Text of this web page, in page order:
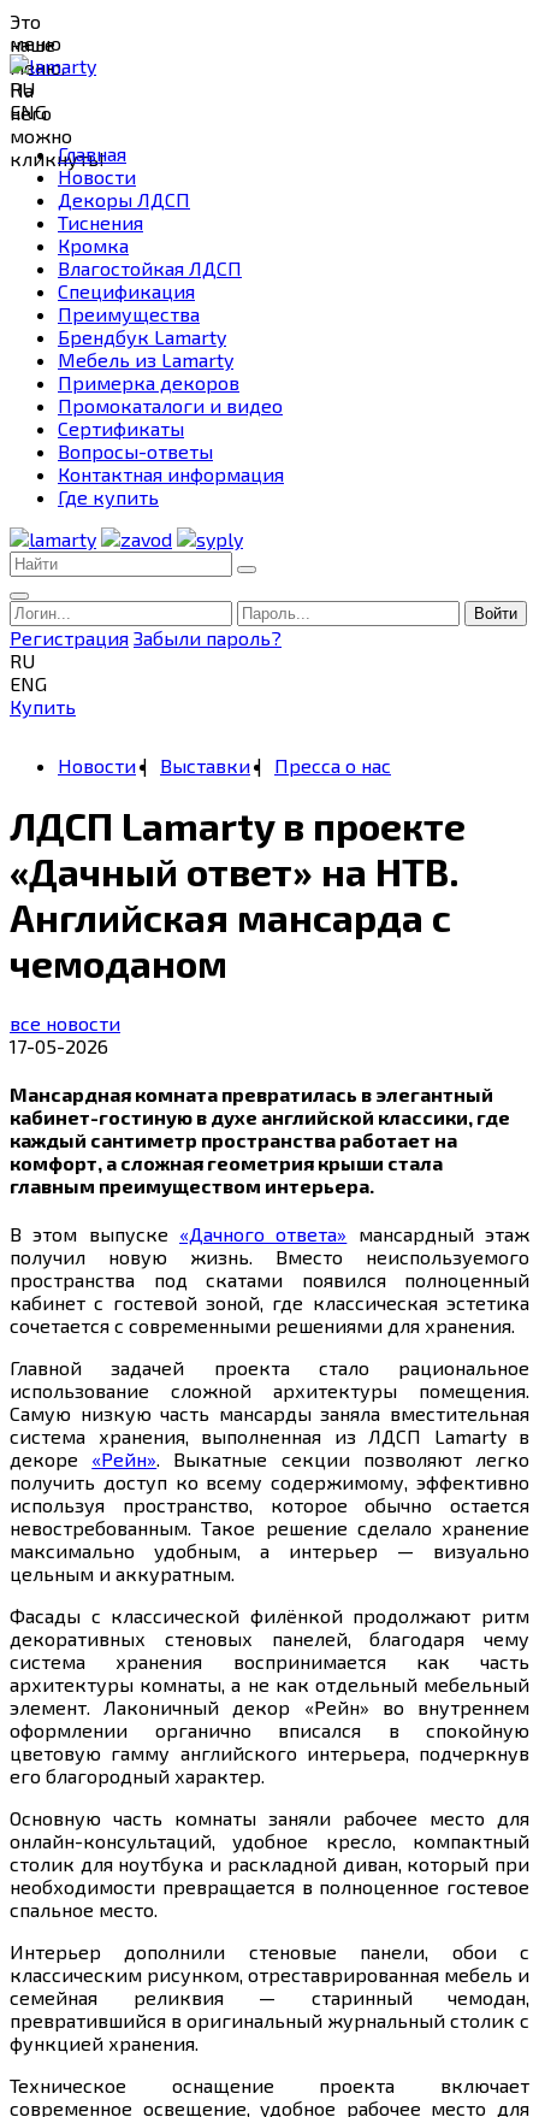
Это
наше
меню.
На
него
можно
кликнуть!
меню
RU
ENG
Главная
Новости
Декоры ЛДСП
Тиснения
Кромка
Влагостойкая ЛДСП
Спецификация
Преимущества
Брендбук Lamarty
Мебель из Lamarty
Примерка декоров
Промокаталоги и видео
Сертификаты
Вопросы-ответы
Контактная информация
Где купить
Войти
Регистрация Забыли пароль?
RU
ENG
Купить
Новости Выставки Пресса о нас
ЛДСП Lamarty в проекте
«Дачный ответ» на НТВ.
Английская мансарда с
чемоданом
все новости
17-05-2026
Мансардная комната превратилась в элегантный
кабинет-гостиную в духе английской классики, где
каждый сантиметр пространства работает на
комфорт, а сложная геометрия крыши стала
главным преимуществом интерьера.
В этом выпуске «Дачного ответа» мансардный этаж
получил новую жизнь. Вместо неиспользуемого
пространства под скатами появился полноценный
кабинет с гостевой зоной, где классическая эстетика
сочетается с современными решениями для хранения.
Главной задачей проекта стало рациональное
использование сложной архитектуры помещения.
Самую низкую часть мансарды заняла вместительная
система хранения, выполненная из ЛДСП Lamarty в
декоре «Рейн». Выкатные секции позволяют легко
получить доступ ко всему содержимому, эффективно
используя пространство, которое обычно остается
невостребованным. Такое решение сделало хранение
максимально удобным, а интерьер — визуально
цельным и аккуратным.
Фасады с классической филёнкой продолжают ритм
декоративных стеновых панелей, благодаря чему
система хранения воспринимается как часть
архитектуры комнаты, а не как отдельный мебельный
элемент. Лаконичный декор «Рейн» во внутреннем
оформлении органично вписался в спокойную
цветовую гамму английского интерьера, подчеркнув
его благородный характер.
Основную часть комнаты заняли рабочее место для
онлайн-консультаций, удобное кресло, компактный
столик для ноутбука и раскладной диван, который при
необходимости превращается в полноценное гостевое
спальное место.
Интерьер дополнили стеновые панели, обои с
классическим рисунком, отреставрированная мебель и
семейная реликвия — старинный чемодан,
превратившийся в оригинальный журнальный столик с
функцией хранения.
Техническое оснащение проекта включает
современное освещение, удобное рабочее место для